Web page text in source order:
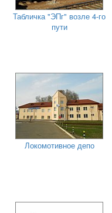
Табличка "ЭПг" возле 4-го
пути
Локомотивное депо